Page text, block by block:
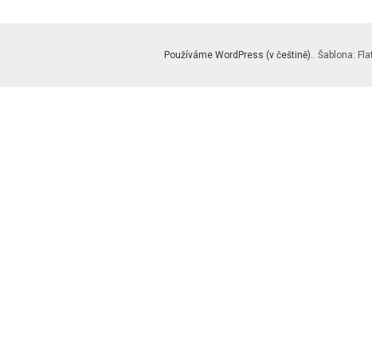
Používáme WordPress (v češtině).. Šablona: